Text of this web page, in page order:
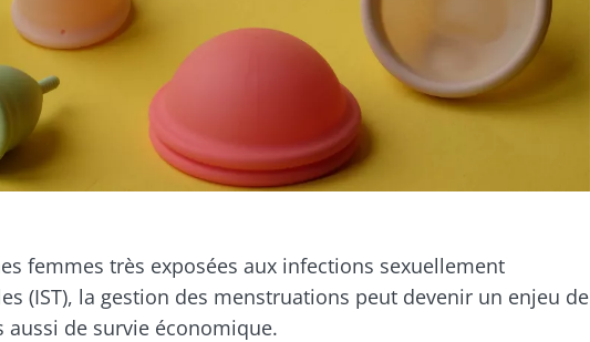
femmes très exposées aux infections sexuellement
(IST), la gestion des menstruations peut devenir un enjeu de
aussi de survie économique.